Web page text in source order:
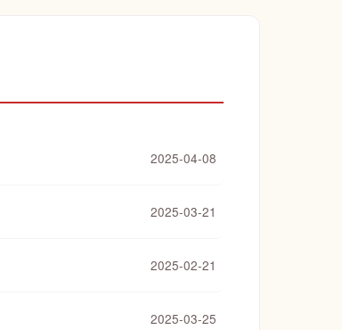
2025-04-08
2025-03-21
2025-02-21
2025-03-25